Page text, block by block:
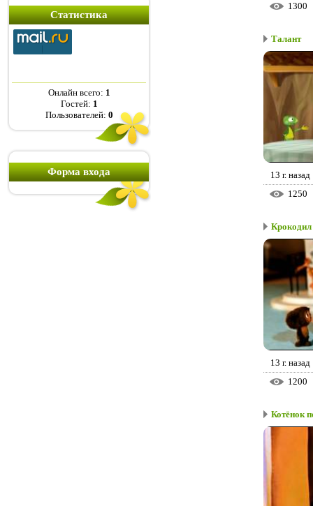
Статистика
Онлайн всего: 1
Гостей: 1
Пользователей: 0
Форма входа
1300
Талант
13 г. назад
1250
Крокодил
13 г. назад
1200
Котёнок